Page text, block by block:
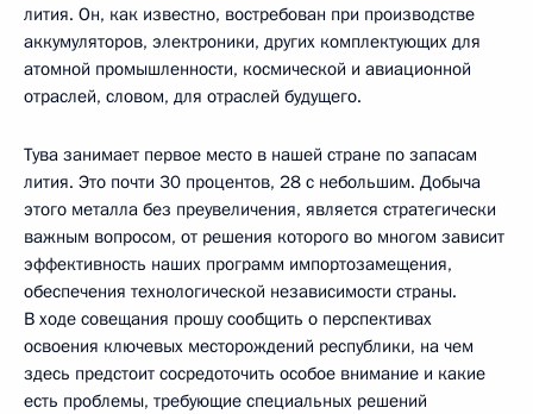
лития. Он, как известно, востребован при производстве
аккумуляторов, электроники, других комплектующих для
атомной промышленности, космической и авиационной
отраслей, словом, для отраслей будущего.
Тува занимает первое место в нашей стране по запасам
лития. Это почти 30 процентов, 28 с небольшим. Добыча
этого металла без преувеличения, является стратегически
важным вопросом, от решения которого во многом зависит
эффективность наших программ импортозамещения,
обеспечения технологической независимости страны.
В ходе совещания прошу сообщить о перспективах
освоения ключевых месторождений республики, на чем
здесь предстоит сосредоточить особое внимание и какие
есть проблемы, требующие специальных решений